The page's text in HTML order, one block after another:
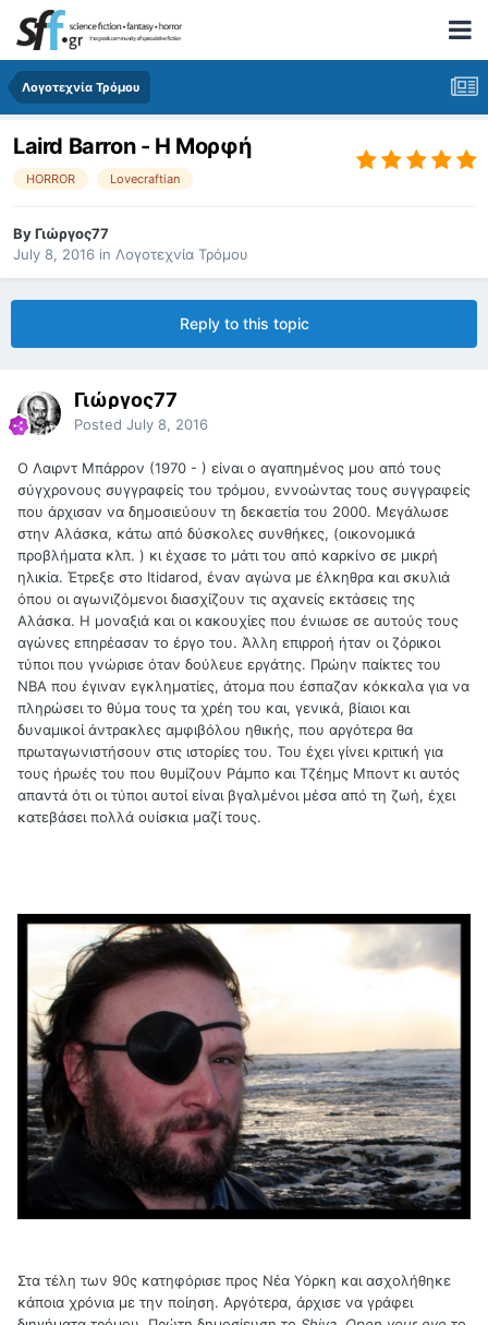
Λογοτεχνία Τρόμου
Laird Barron - Η Μορφή
HORROR Lovecraftian
ByΓιώργος77
July 8, 2016 in Λογοτεχνία Τρόμου
Reply to this topic
Γιώργος77
Posted July 8, 2016
Ο Λαιρντ Μπάρρον (1970 - ) είναι ο αγαπημένος μου από τους
σύγχρονους συγγραφείς του τρόμου, εννοώντας τους συγγραφείς
που άρχισαν να δημοσιεύουν τη δεκαετία του 2000. Μεγάλωσε
στην Αλάσκα, κάτω από δύσκολες συνθήκες, (οικονομικά
προβλήματα κλπ. ) κι έχασε το μάτι του από καρκίνο σε μικρή
ηλικία. Έτρεξε στο Itidarod, έναν αγώνα με έλκηθρα και σκυλιά
όπου οι αγωνιζόμενοι διασχίζουν τις αχανείς εκτάσεις της
Αλάσκα. Η μοναξιά και οι κακουχίες που ένιωσε σε αυτούς τους
αγώνες επηρέασαν το έργο του. Άλλη επιρροή ήταν οι ζόρικοι
τύποι που γνώρισε όταν δούλευε εργάτης. Πρώην παίκτες του
ΝΒΑ που έγιναν εγκληματίες, άτομα που έσπαζαν κόκκαλα για να
πληρώσει το θύμα τους τα χρέη του και, γενικά, βίαιοι και
δυναμικοί άντρακλες αμφιβόλου ηθικής, που αργότερα θα
πρωταγωνιστήσουν στις ιστορίες του. Του έχει γίνει κριτική για
τους ήρωές του που θυμίζουν Ράμπο και Τζέημς Μποντ κι αυτός
απαντά ότι οι τύποι αυτοί είναι βγαλμένοι μέσα από τη ζωή, έχει
κατεβάσει πολλά ουίσκια μαζί τους.
Στα τέλη των 90ς κατηφόρισε προς Νέα Υόρκη και ασχολήθηκε
κάποια χρόνια με την ποίηση. Αργότερα, άρχισε να γράφει